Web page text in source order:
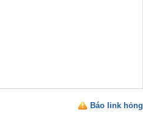
Báo link hỏng